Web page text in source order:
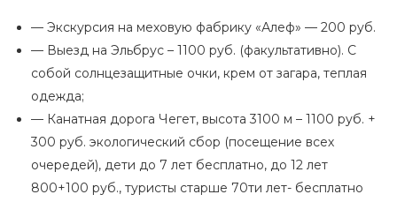
— Экскурсия на меховую фабрику «Алеф» — 200 руб.
— Выезд на Эльбрус – 1100 руб. (факультативно). С
собой солнцезащитные очки, крем от загара, теплая
одежда;
— Канатная дорога Чегет, высота 3100 м – 1100 руб. +
300 руб. экологический сбор (посещение всех
очередей), дети до 7 лет бесплатно, до 12 лет
800+100 руб., туристы старше 70ти лет- бесплатно